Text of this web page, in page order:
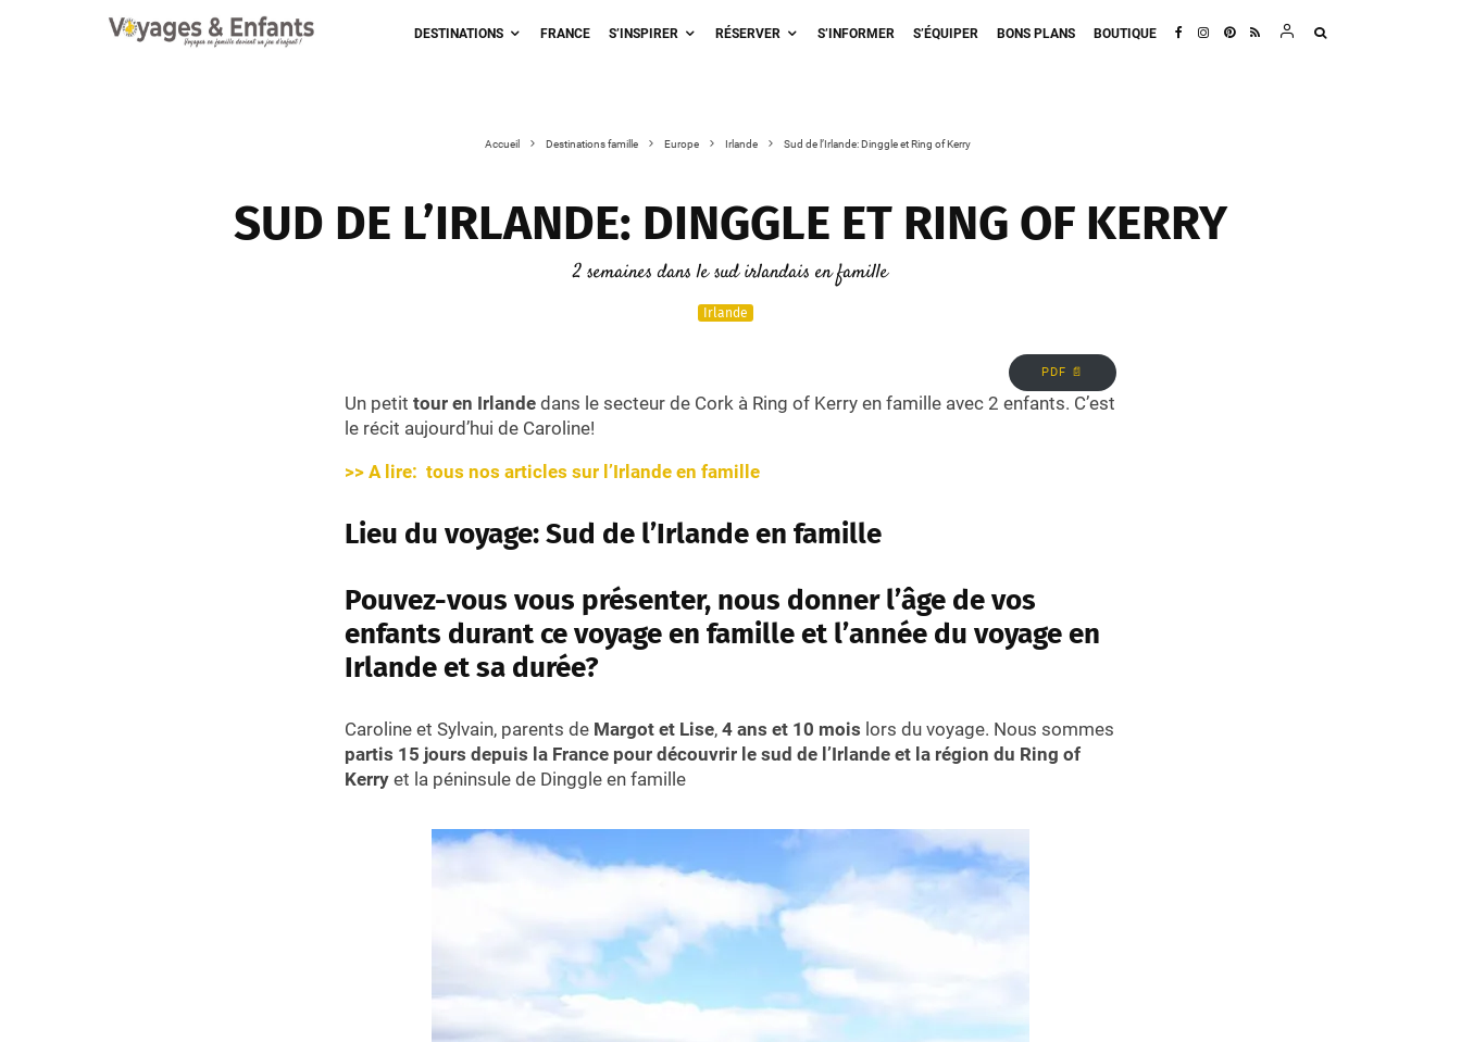
DESTINATIONS FRANCE S’INSPIRER RÉSERVER S’INFORMER S’ÉQUIPER BONS PLANS BOUTIQUE
Accueil Destinations famille Europe Irlande Sud de l’Irlande: Dinggle et Ring of Kerry
SUD DE L’IRLANDE: DINGGLE ET RING OF KERRY
2 semaines dans le sud irlandais en famille
Irlande
PDF 📄
Un petit tour en Irlande dans le secteur de Cork à Ring of Kerry en famille avec 2 enfants. C’est
le récit aujourd’hui de Caroline!
>> A lire: tous nos articles sur l’Irlande en famille
Lieu du voyage: Sud de l’Irlandeen famille
Pouvez-vous vous présenter, nous donner l’âge de vos
enfants durant ce voyage en famille et l’année du voyage en
Irlande et sa durée?
Caroline et Sylvain, parents de Margot et Lise, 4 ans et 10 mois lors du voyage. Nous sommes
partis 15 jours depuis la France pour découvrir le sud de l’Irlande et la région du Ring of
Kerry et la péninsule de Dinggle en famille